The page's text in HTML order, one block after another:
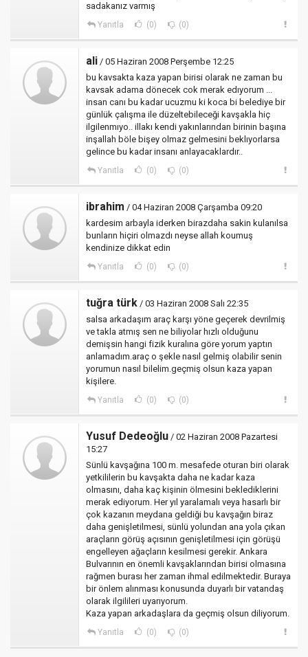
sadakanız varmış
Yanıtla (0) (0)
ali / 05 Haziran 2008 Perşembe 12:25
bu kavsakta kaza yapan birisi olarak ne zaman bu
kavsak adama dönecek cok merak edıyorum ...
insan canı bu kadar ucuzmu ki koca bi belediye bir
günlük çalışma ile düzeltebileceği kavşakla hiç
ilgilenmıyo.. illakı kendi yakınlarından birinin başına
inşallah böle bişey olmaz gelmesini beklıyorlarsa
gelince bu kadar insanı anlayacaklardır..
Yanıtla (0) (0)
ibrahim / 04 Haziran 2008 Çarşamba 09:20
kardesim arbayla iderken birazdaha sakin kulanılsa
bunların hiçiri olmazdı neyse allah koumuş
kendinize dikkat edin
Yanıtla (0) (0)
tuğra türk / 03 Haziran 2008 Salı 22:35
salsa arkadaşım araç karşı yöne geçerek devrilmiş
ve takla atmış sen ne biliyolar hızlı olduğunu
demişsin hangi fizik kuralına göre yorum yaptın
anlamadım.araç o şekle nasıl gelmiş olabilir senin
yorumun nasıl bilelim.geçmiş olsun kaza yapan
kişilere.
Yanıtla (0) (0)
Yusuf Dedeoğlu / 02 Haziran 2008 Pazartesi
15:27
Sünlü kavşağına 100 m. mesafede oturan biri olarak
yetkililerin bu kavşakta daha ne kadar kaza
olmasını, daha kaç kişinin ölmesini beklediklerini
merak ediyorum. Her yıl yaralamalı veya hasarlı bir
çok kazanın meydana geldiği bu kavşağın biraz
daha genişletilmesi, sünlü yolundan ana yola çıkan
araçların görüş açısının genişletilmesi için görüşü
engelleyen ağaçların kesilmesi gerekir. Ankara
Bulvarının en önemli kavşaklarından birisi olmasına
rağmen burası her zaman ihmal edilmektedir. Buraya
bir önlem alınması konusunda duyarlı bir vatandaş
olarak ilgilileri uyarıyorum.
Kaza yapan arkadaşlara da geçmiş olsun diliyorum.
Yanıtla (0) (0)